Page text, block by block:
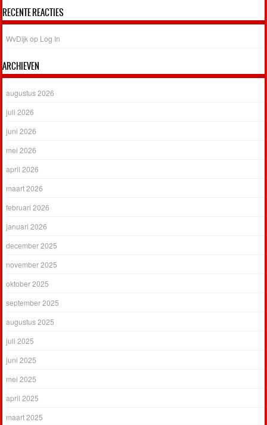
RECENTE REACTIES
WvDijk op Log In
ARCHIEVEN
augustus 2026
juli 2026
juni 2026
mei 2026
april 2026
maart 2026
februari 2026
januari 2026
december 2025
november 2025
oktober 2025
september 2025
augustus 2025
juli 2025
juni 2025
mei 2025
april 2025
maart 2025